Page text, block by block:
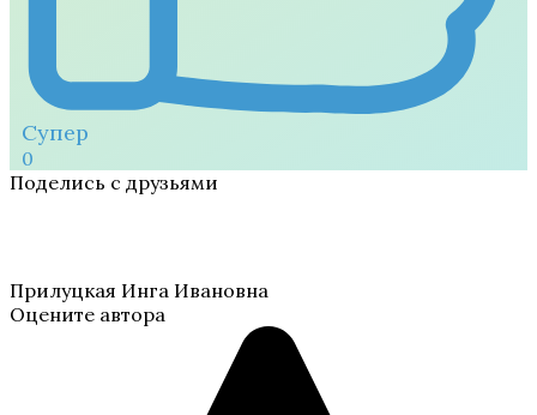
Супер
0
Поделись с друзьями
Прилуцкая Инга Ивановна
Оцените автора